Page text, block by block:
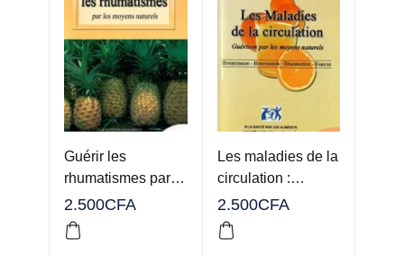
Guérir les
rhumatismes par
les moyens
naturels
2.500CFA
Les maladies de la
circulation :
Guérison par les
moyens naturels
2.500CFA